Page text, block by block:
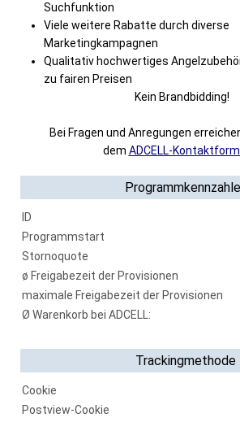
Suchfunktion
Viele weitere Rabatte durch diverse
Marketingkampagnen
Qualitativ hochwertiges
zu fairen Preisen
Kein Brandbidding!
Bei Fragen und Anregungen
dem ADCELL-
ID
Programmstart
Stornoquote
ø Freigabezeit der Provisionen
maximale Freigabezeit der Provisionen
Ø Warenkorb bei ADCELL:
Trackingmethode
Cookie
Postview-Cookie